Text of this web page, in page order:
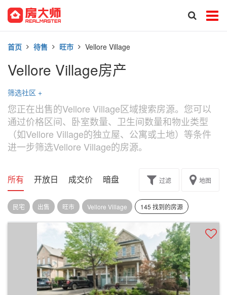
首页 待售 旺市 Vellore Village
Vellore Village房产
筛选社区 +
您正在出售的Vellore Village区域搜索房源。您可以
通过价格区间、卧室数量、卫生间数量和物业类型
（如Vellore Village的独立屋、公寓或土地）等条件
进一步筛选Vellore Village的房源。
所有 开放日 成交价 暗盘 楼花转让过滤 地图
民宅 出售 旺市 Vellore Village 145 找到的房源